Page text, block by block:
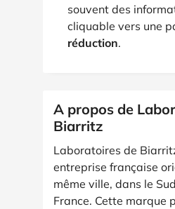
souvent des
cliquable vers une
réduction.
A propos de
Biarritz
Laboratoires de
entreprise française
même ville, dans le
France. Cette marque